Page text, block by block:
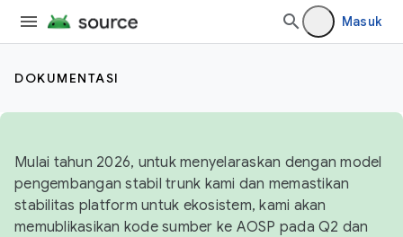
Masuk
DOKUMENTASI
Mulai tahun 2026, untuk menyelaraskan dengan model
pengembangan stabil trunk kami dan memastikan
stabilitas platform untuk ekosistem, kami akan
memublikasikan kode sumber ke AOSP pada Q2 dan